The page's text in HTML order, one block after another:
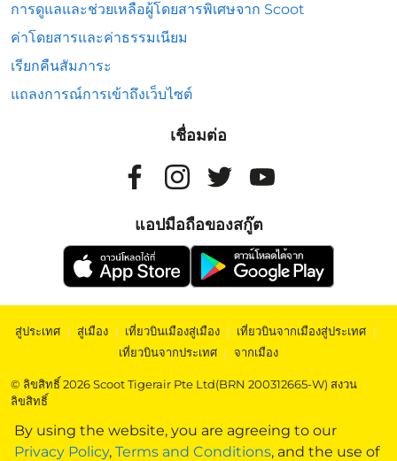
By using the website, you are agreeing to our
Privacy Policy, Terms and Conditions, and the use of
การดูแลและช่วยเหลือผู้โดยสารพิเศษจาก Scoot
ค่าโดยสารและค่าธรรมเนียม
เรียกคืนสัมภาระ
แถลงการณ์การเข้าถึงเว็บไซต์
เชื่อมต่อ
แอปมือถือของสกู๊ต
สู่ประเทศ | สู่เมือง | เที่ยวบินเมืองสู่เมือง | เที่ยวบินจากเมืองสู่ประเทศ |
เที่ยวบินจากประเทศ | จากเมือง
© ลิขสิทธิ์ 2026 Scoot Tigerair Pte Ltd(BRN 200312665-W) สงวน
ลิขสิทธิ์